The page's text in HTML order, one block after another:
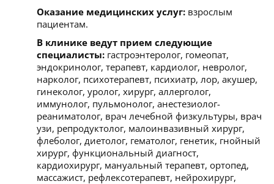
Оказание медицинских услуг: взрослым
пациентам.
В клинике ведут прием следующие
специалисты: гастроэнтеролог, гомеопат,
эндокринолог, терапевт, кардиолог, невролог,
нарколог, психотерапевт, психиатр, лор, акушер,
гинеколог, уролог, хирург, аллерголог,
иммунолог, пульмонолог, анестезиолог-
реаниматолог, врач лечебной физкультуры, врач
узи, репродуктолог, малоинвазивный хирург,
флеболог, диетолог, гематолог, генетик, гнойный
хирург, функциональный диагност,
кардиохирург, мануальный терапевт, ортопед,
массажист, рефлексотерапевт, нейрохирург,